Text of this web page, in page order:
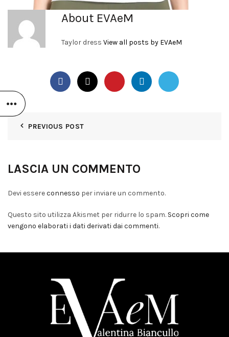
About EVAeM
Taylor dress View all posts by EVAeM
PREVIOUS POST
LASCIA UN COMMENTO
Devi essereconnesso per inviare un commento.
Questo sito utilizza Akismet per ridurre lo spam. Scopri come
vengono elaborati i dati derivati dai commenti.